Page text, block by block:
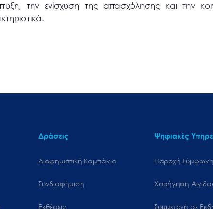
την ενίσχυση της απασχόλησης και την
Δράσεις
Διαφημιστική Καμπάνια
Συνδιαφήμιση
Εκθέσεις
Ψηφιακές
Παροχή
Χορήγηση
Συμμετοχή σε